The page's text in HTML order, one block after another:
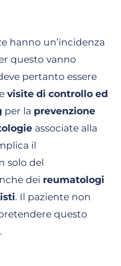
hanno un’incidenza
questo vanno
pertanto essere
visite di controllo ed
per la prevenzione
associate alla
il
solo del
dei reumatologi
. Il paziente non
questo